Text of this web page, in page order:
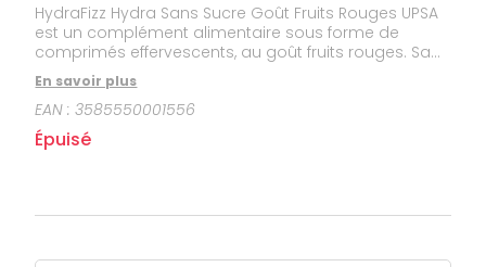
HydraFizz Hydra Sans Sucre Goût Fruits Rouges UPSA
est un complément alimentaire sous forme de
comprimés effervescents, au goût fruits rouges. Sa
formule associe des électrolytes, des vitamines et
des actifs dans une version sans sucre. Le comprimé
se dissout facilement dans l’eau pour une
consommation pratique au quotidien.
En savoir plus
EAN :3585550001556
Épuisé